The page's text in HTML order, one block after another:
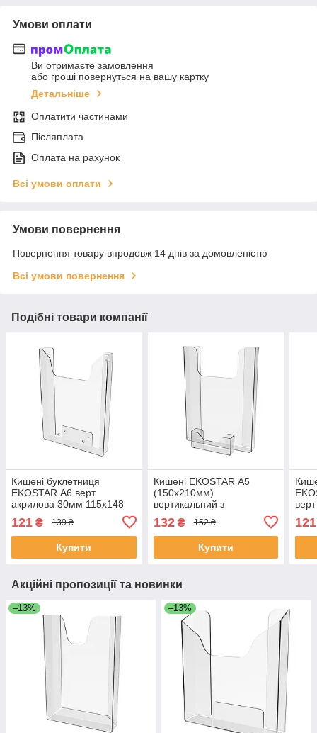
Умови оплати
Ви отримаєте замовлення
або гроші повернуться на вашу картку
Детальніше
Оплатити частинами
Післяплата
Оплата на рахунок
Всі умови оплати
Умови повернення
Повернення товару впродовж 14 днів за домовленістю
Всі умови повернення
Подібні товари компанії
Кишені буклетниця
EKOSTAR А6 верт
акрилова 30мм 115х148
121 ₴ 139 ₴
Купити
Кишені EKOSTAR А5
(150х210мм)
вертикальний з
візитницею. Кріплення на
скотчі.
132₴ 152 ₴
Купити
121
Акційні пропозиції та новинки
–13% –13%